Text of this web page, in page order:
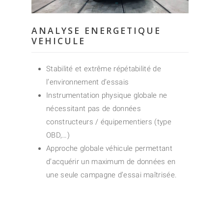
ANALYSE ENERGETIQUE
VEHICULE
Stabilité et extrême répétabilité de
l’environnement d’essais
Instrumentation physique globale ne
nécessitant pas de données
constructeurs / équipementiers (type
OBD,…)
Approche globale véhicule permettant
d’acquérir un maximum de données en
une seule campagne d’essai maîtrisée.